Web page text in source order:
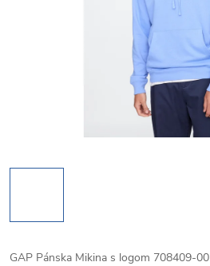
GAP Pánska Mikina s logom 708409-00